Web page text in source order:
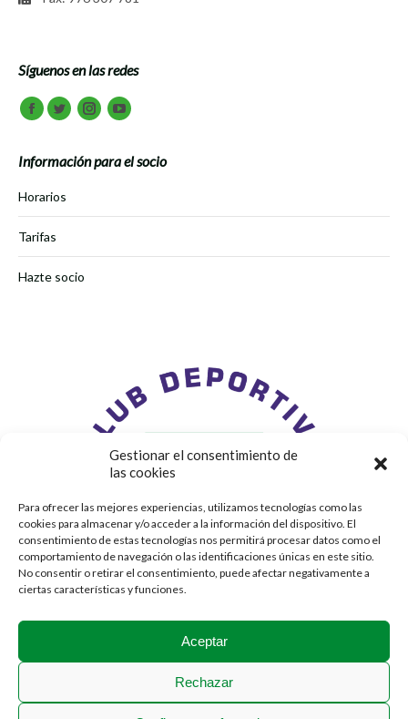
Gestionar el consentimiento de
las cookies
Para ofrecer las mejores experiencias, utilizamos tecnologías como las
cookies para almacenar y/o acceder a la información del dispositivo. El
consentimiento de estas tecnologías nos permitirá procesar datos como el
comportamiento de navegación o las identificaciones únicas en este sitio.
No consentir o retirar el consentimiento, puede afectar negativamente a
ciertas características y funciones.
Aceptar
Rechazar
Síguenos en las redes
Encuéntranos en:
Facebook
TwitterInstagramYoutube
Información para el socio
Horarios
Tarifas
Hazte socio